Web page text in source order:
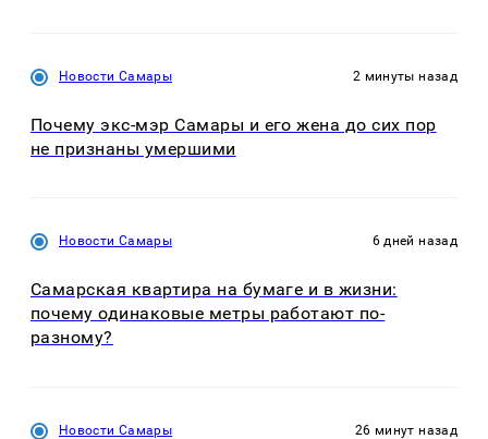
Новости Самары 2 минуты назад
Почему экс-мэр Самары и его жена до сих пор
не признаны умершими
Новости Самары 6 дней назад
Самарская квартира на бумаге и в жизни:
почему одинаковые метры работают по-
разному?
Новости Самары 26 минут назад